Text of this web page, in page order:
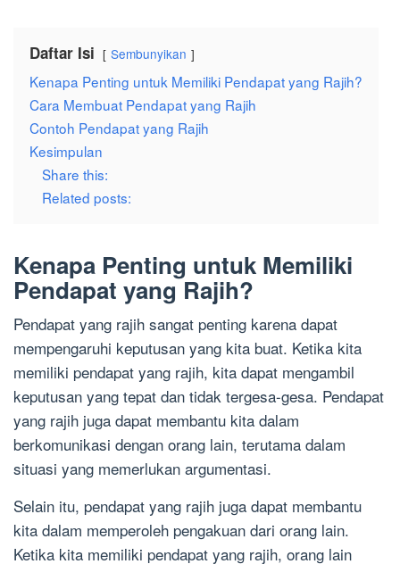
Daftar Isi Sembunyikan
Kenapa Penting untuk Memiliki Pendapat yang Rajih?
Cara Membuat Pendapat yang Rajih
Contoh Pendapat yang Rajih
Kesimpulan
Share this:
Related posts:
Kenapa Penting untuk Memiliki
Pendapat yang Rajih?
Pendapat yang rajih sangat penting karena dapat
mempengaruhi keputusan yang kita buat. Ketika kita
memiliki pendapat yang rajih, kita dapat mengambil
keputusan yang tepat dan tidak tergesa-gesa. Pendapat
yang rajih juga dapat membantu kita dalam
berkomunikasi dengan orang lain, terutama dalam
situasi yang memerlukan argumentasi.
Selain itu, pendapat yang rajih juga dapat membantu
kita dalam memperoleh pengakuan dari orang lain.
Ketika kita memiliki pendapat yang rajih, orang lain